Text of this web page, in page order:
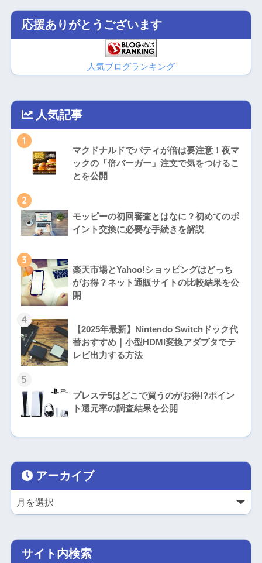
応援ありがとうございます
人気ブログランキング
人気記事
1
マクドナルドでパティが倍は要注意！夜マ
ックの「倍バーガー」注文で気をつけるこ
とを公開
2
モッピーの初回審査とはなに？初めてのポ
イント交換に必要な手続きを解説
3
楽天市場とYahoo!ショッピングはどっち
がお得？ネット通販サイトの比較結果を公
開
4
【2025年最新】Nintendo Switchドック代
替おすすめ｜小型HDMI変換アダプタでテ
レビ出力する方法
5
プレステ5はどこで買うのがお得!?ポイン
ト還元率の調査結果を公開
アーカイブ
サイト内検索